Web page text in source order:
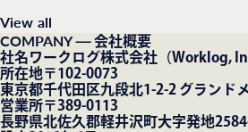
View all
COMPANY— 会社概要
社名ワークログ株式会社（Worklog,
所在地〒102-0073
東京都千代田区九段北1-2-2 グランド
営業所〒389-0113
長野県北佐久郡軽井沢町大字発地